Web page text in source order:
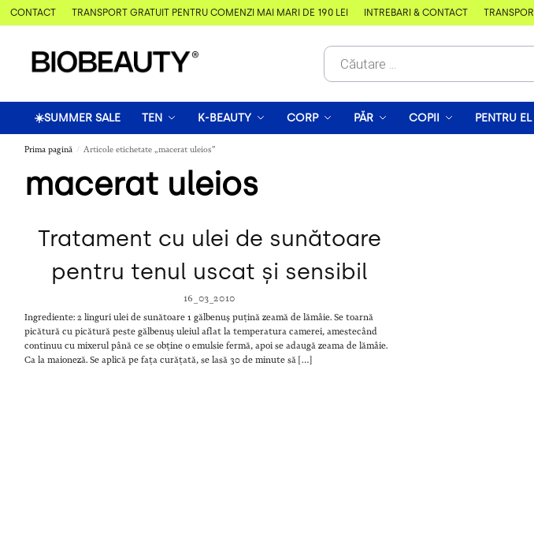
CONTACT TRANSPORT GRATUIT PENTRU COMENZI MAI MARI DE 190 LEI ÎNTREBĂRI & CONTACT
☀️SUMMER SALE TEN K-BEAUTY CORP PĂR COPII PENTRU EL
Prima pagină / Articole etichetate „macerat uleios”
macerat uleios
Tratament cu ulei de sunătoare
pentru tenul uscat și sensibil
16_03_2010
Ingrediente: 2 linguri ulei de sunătoare 1 gălbenuș puțină zeamă de lămâie. Se toarnă
picătură cu picătură peste gălbenuș uleiul aflat la temperatura camerei, amestecând
continuu cu mixerul până ce se obține o emulsie fermă, apoi se adaugă zeama de lămâie.
Ca la maioneză. Se aplică pe fața curățată, se lasă 30 de minute să […]